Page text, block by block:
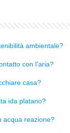
ambientale?
con l'aria?
casa?
ida platano?
acqua reazione?